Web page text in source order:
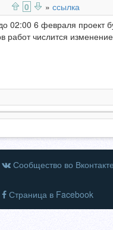
0 » ссылка
02:00 6 февраля проект
работ числится
Сообщество во Вконтакте
Страница в Facebook